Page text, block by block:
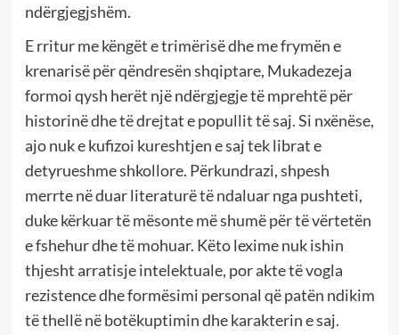
ndërgjegjshëm.
E rritur me këngët e trimërisë dhe me frymën e
krenarisë për qëndresën shqiptare, Mukadezeja
formoi qysh herët një ndërgjegje të mprehtë për
historinë dhe të drejtat e popullit të saj. Si nxënëse,
ajo nuk e kufizoi kureshtjen e saj tek librat e
detyrueshme shkollore. Përkundrazi, shpesh
merrte në duar literaturë të ndaluar nga pushteti,
duke kërkuar të mësonte më shumë për të vërtetën
e fshehur dhe të mohuar. Këto lexime nuk ishin
thjesht arratisje intelektuale, por akte të vogla
rezistence dhe formësimi personal që patën ndikim
të thellë në botëkuptimin dhe karakterin e saj.